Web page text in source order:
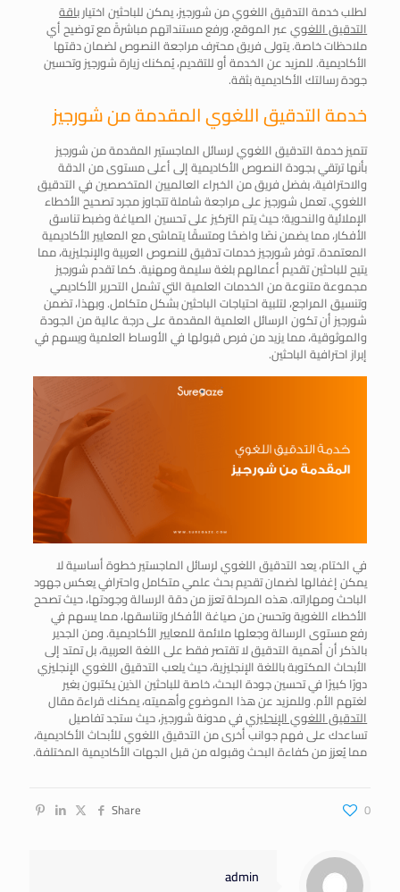
لطلب خدمة التدقيق اللغوي من شورجيز، يمكن للباحثين اختيارباقة
التدقيق اللغويعبر الموقع، ورفع مستنداتهم مباشرةً مع توضيح أي
ملاحظات خاصة. يتولى فريق محترف مراجعة النصوص لضمان دقتها
الأكاديمية. للمزيد عن الخدمة أو للتقديم، يُمكنك زيارة شورجيز وتحسين
جودة رسالتك الأكاديمية بثقة.
خدمة التدقيق اللغوي المقدمة من شورجيز
تتميز خدمة التدقيق اللغوي لرسائل الماجستير المقدمة من شورجيز
بأنها ترتقي بجودة النصوص الأكاديمية إلى أعلى مستوى من الدقة
والاحترافية، بفضل فريق من الخبراء العالميين المتخصصين في التدقيق
اللغوي. تعمل شورجيز على مراجعة شاملة تتجاوز مجرد تصحيح الأخطاء
الإملائية والنحوية؛ حيث يتم التركيز على تحسين الصياغة وضبط تناسق
الأفكار، مما يضمن نصًا واضحًا ومتسقًا يتماشى مع المعايير الأكاديمية
المعتمدة. توفر شورجيز خدمات تدقيق للنصوص العربية والإنجليزية، مما
يتيح للباحثين تقديم أعمالهم بلغة سليمة ومهنية. كما تقدم شورجيز
مجموعة متنوعة من الخدمات العلمية التي تشمل التحرير الأكاديمي
وتنسيق المراجع، لتلبية احتياجات الباحثين بشكل متكامل. وبهذا، تضمن
شورجيز أن تكون الرسائل العلمية المقدمة على درجة عالية من الجودة
والموثوقية، مما يزيد من فرص قبولها في الأوساط العلمية ويسهم في
إبراز احترافية الباحثين.
في الختام، يعد التدقيق اللغوي لرسائل الماجستير خطوة أساسية لا
يمكن إغفالها لضمان تقديم بحث علمي متكامل واحترافي يعكس جهود
الباحث ومهاراته. هذه المرحلة تعزز من دقة الرسالة وجودتها، حيث تصحح
الأخطاء اللغوية وتحسن من صياغة الأفكار وتناسقها، مما يسهم في
رفع مستوى الرسالة وجعلها ملائمة للمعايير الأكاديمية. ومن الجدير
بالذكر أن أهمية التدقيق لا تقتصر فقط على اللغة العربية، بل تمتد إلى
الأبحاث المكتوبة باللغة الإنجليزية، حيث يلعب التدقيق اللغوي الإنجليزي
دورًا كبيرًا في تحسين جودة البحث، خاصة للباحثين الذين يكتبون بغير
لغتهم الأم. وللمزيد عن هذا الموضوع وأهميته، يمكنك قراءة مقال
التدقيق اللغوي الإنجليزيفي مدونة شورجيز، حيث ستجد تفاصيل
تساعدك على فهم جوانب أخرى من التدقيق اللغوي للأبحاث الأكاديمية،
مما يُعزز من كفاءة البحث وقبوله من قبل الجهات الأكاديمية المختلفة.
Share 0
admin